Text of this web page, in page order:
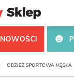
NOWOŚCI
ODZIEŻ SPORTOWA MĘSKA